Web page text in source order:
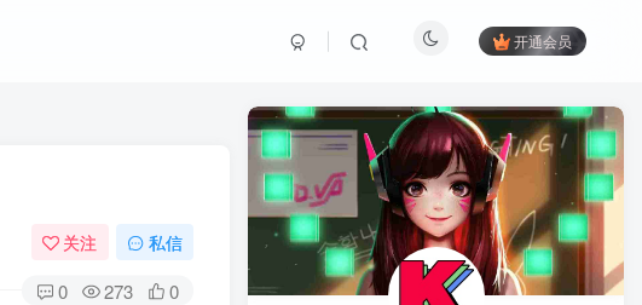
开通会员
关注 私信
0 273 0